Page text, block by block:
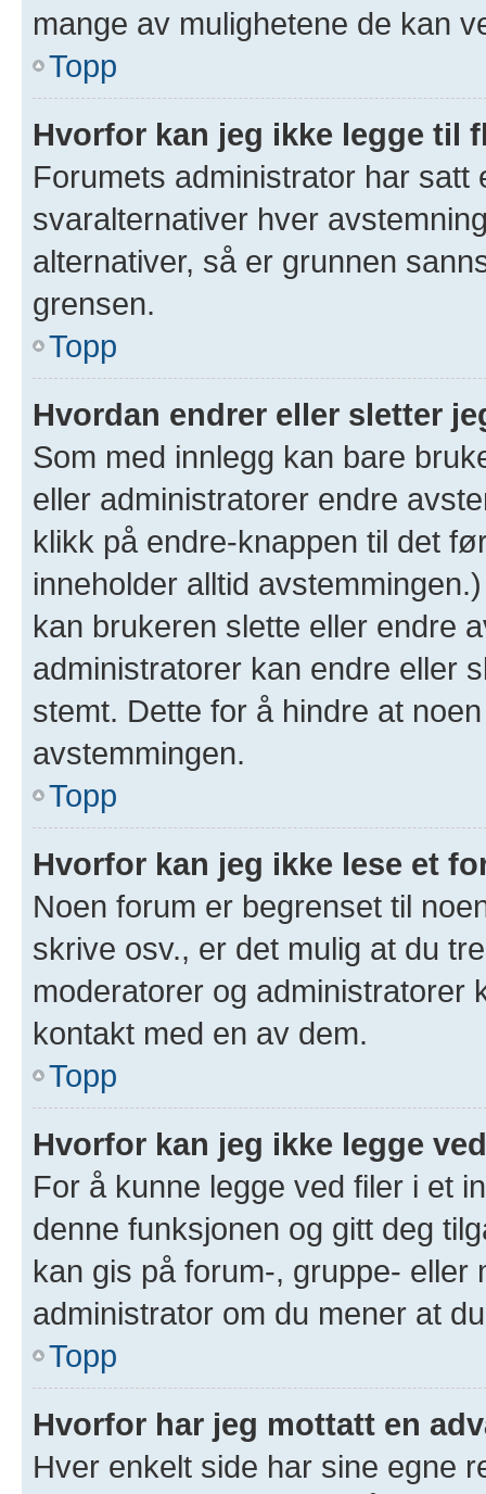
mange av mulighetene de kan
Topp
Hvorfor kan jeg ikke legge til
Forumets administrator har satt
svaralternativer hver
alternativer, så er grunnen
grensen.
Topp
Hvordan endrer eller sletter
Som med innlegg kan bare
eller administratorer endre
klikk på endre-knappen til det
inneholder alltid
kan brukeren slette eller endre
administratorer kan endre eller
stemt. Dette for å hindre at
avstemmingen.
Topp
Hvorfor kan jeg ikke lese et
Noen forum er begrenset til
skrive osv., er det mulig at du
moderatorer og administratorer
kontakt med en av dem.
Topp
Hvorfor kan jeg ikke legge
For å kunne legge ved filer i et
denne funksjonen og gitt deg
kan gis på forum-, gruppe- eller
administrator om du mener at
Topp
Hvorfor har jeg mottatt en
Hver enkelt side har sine egne